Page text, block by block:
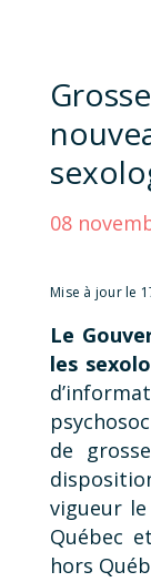
08
Mise à jour le
Le
les
de
vigueur
Québec
hors